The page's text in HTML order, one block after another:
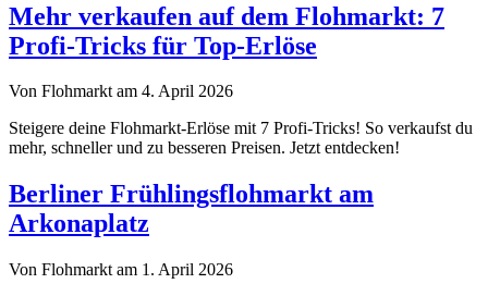
Mehr verkaufen auf dem Flohmarkt: 7
Profi-Tricks für Top-Erlöse
Von Flohmarkt am 4. April 2026
Steigere deine Flohmarkt-Erlöse mit 7 Profi-Tricks! So verkaufst du
mehr, schneller und zu besseren Preisen. Jetzt entdecken!
Berliner Frühlingsflohmarkt am
Arkonaplatz
Von Flohmarkt am 1. April 2026